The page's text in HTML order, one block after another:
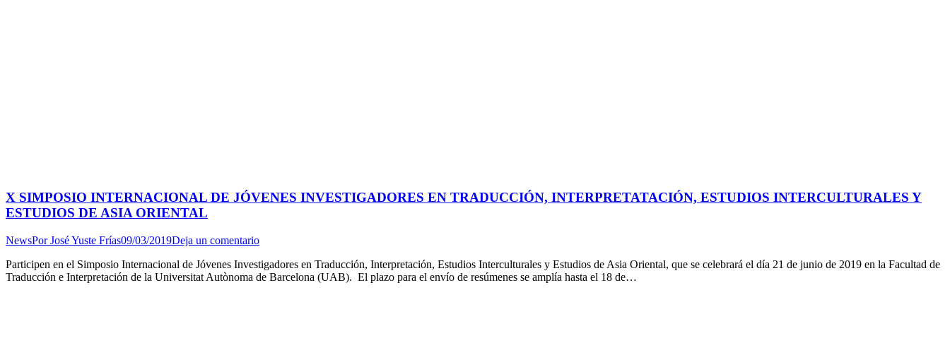
X SIMPOSIO INTERNACIONAL DE JÓVENES INVESTIGADORES EN TRADUCCIÓN, INTERPRETATACIÓN, ESTUDIOS INTERCULTURALES Y
ESTUDIOS DE ASIA ORIENTAL
NewsPorJosé Yuste Frías09/03/2019Deja un comentario
Participen en el Simposio Internacional de Jóvenes Investigadores en Traducción, Interpretación, Estudios Interculturales y Estudios de Asia Oriental, que se celebrará el día 21 de junio de 2019 en la Facultad de
Traducción e Interpretación de la Universitat Autònoma de Barcelona (UAB). El plazo para el envío de resúmenes se amplía hasta el 18 de…